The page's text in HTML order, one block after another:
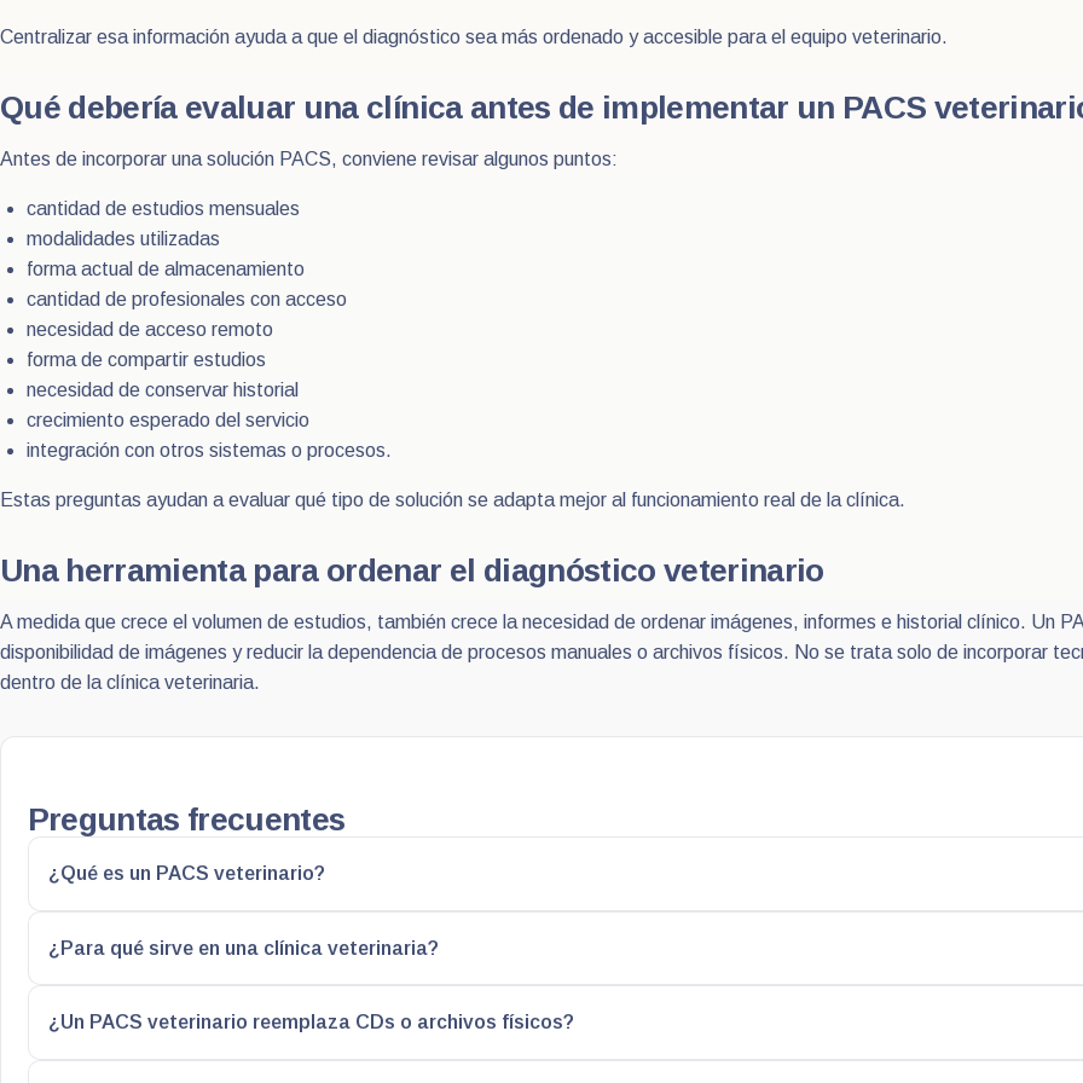
Centralizar esa información ayuda a que el diagnóstico sea más ordenado y accesible para el equipo veterinario.
Qué debería evaluar una clínica antes de implementar un PACS
Antes de incorporar una solución PACS, conviene revisar algunos puntos:
cantidad de estudios mensuales
modalidades utilizadas
forma actual de almacenamiento
cantidad de profesionales con acceso
necesidad de acceso remoto
forma de compartir estudios
necesidad de conservar historial
crecimiento esperado del servicio
integración con otros sistemas o procesos.
Estas preguntas ayudan a evaluar qué tipo de solución se adapta mejor al funcionamiento real de la clínica.
Una herramienta para ordenar el diagnóstico veterinario
A medida que crece el volumen de estudios, también crece la necesidad de ordenar imágenes, informes e historial clínico. Un
disponibilidad de imágenes y reducir la dependencia de procesos manuales o archivos físicos. No se trata solo de incorporar
dentro de la clínica veterinaria.
Preguntas frecuentes
¿Qué es un PACS veterinario?
¿Para qué sirve en una clínica veterinaria?
¿Un PACS veterinario reemplaza CDs o archivos físicos?